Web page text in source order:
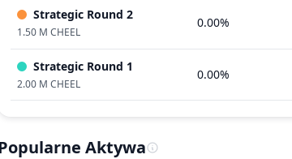
Strategic Round 2
1.50 M CHEEL
0.00%
Strategic Round 1
2.00 M CHEEL
0.00%
Aktywa